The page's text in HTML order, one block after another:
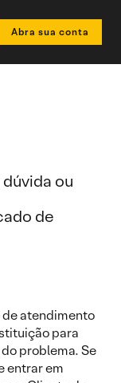
Abra sua conta
ou
de
de atendimento
para
problema. Se
entrar em